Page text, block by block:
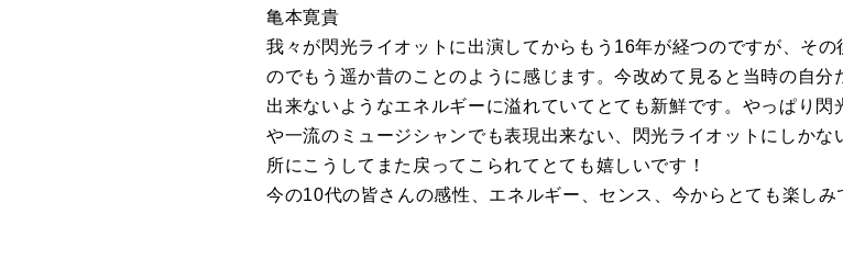
亀本寛貴
我々が閃光ライオットに出演してからもう16年が経つのですが、そ
のでもう遥か昔のことのように感じます。今改めて見ると当時の自
出来ないようなエネルギーに溢れていてとても新鮮です。やっぱり
や一流のミュージシャンでも表現出来ない、閃光ライオットにしか
所にこうしてまた戻ってこられてとても嬉しいです！
今の10代の皆さんの感性、エネルギー、センス、今からとても楽しみ